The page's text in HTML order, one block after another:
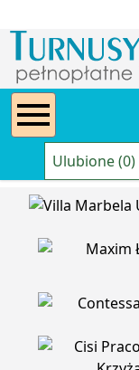
Ulubione (0)